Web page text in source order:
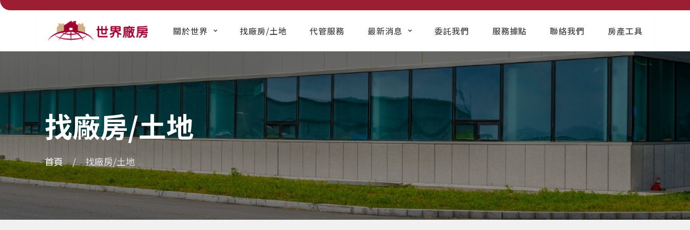
關於世界 找廠房/土地 代管服務 最新消息 委託我們 服務據點 聯絡我們 房產工具
找廠房/土地
首頁 找廠房/土地